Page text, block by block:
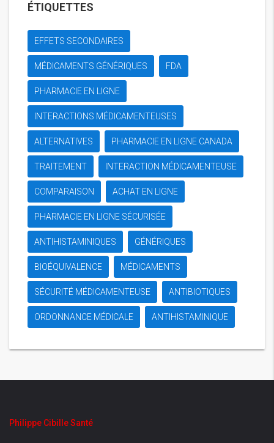
ÉTIQUETTES
EFFETS SECONDAIRES
MÉDICAMENTS GÉNÉRIQUES FDA
PHARMACIE EN LIGNE
INTERACTIONS MÉDICAMENTEUSES
ALTERNATIVES PHARMACIE EN LIGNE CANADA
TRAITEMENT INTERACTION MÉDICAMENTEUSE
COMPARAISON ACHAT EN LIGNE
PHARMACIE EN LIGNE SÉCURISÉE
ANTIHISTAMINIQUES GÉNÉRIQUES
BIOÉQUIVALENCE MÉDICAMENTS
SÉCURITÉ MÉDICAMENTEUSE ANTIBIOTIQUES
ORDONNANCE MÉDICALE ANTIHISTAMINIQUE
Philippe Cibille Santé